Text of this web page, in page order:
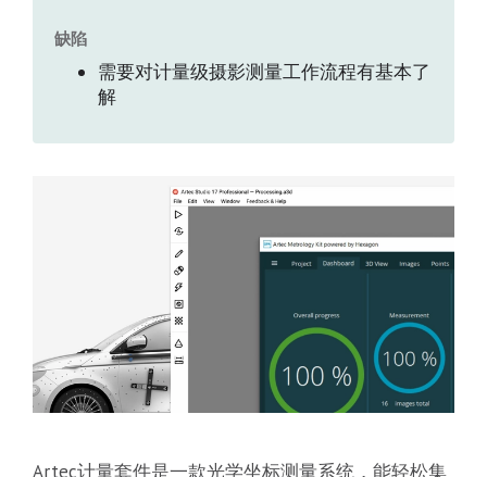
缺陷
需要对计量级摄影测量工作流程有基本了
解
Artec计量套件是一款光学坐标测量系统，能轻松集